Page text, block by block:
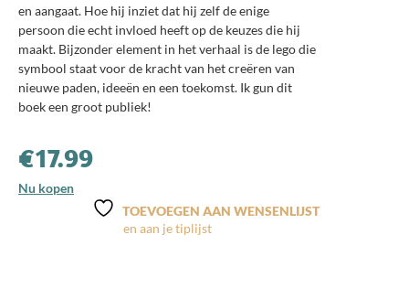
en aangaat. Hoe hij inziet dat hij zelf de enige
persoon die echt invloed heeft op de keuzes die hij
maakt. Bijzonder element in hetverhaal is de lego die
symbool staat voor de krachtvan hetcreëren van
nieuwe paden, ideeën en een toekomst. Ik gun dit
boek een groot publiek!
€17.99
Nu kopen
TOEVOEGEN AAN WENSENLIJST